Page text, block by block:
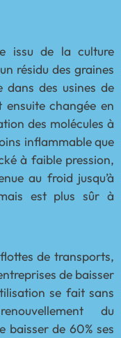
issu de la culture
résidu des graines
dans des usines de
changée en
des molécules à
inflammable que
à faible pression,
au froid jusqu’à
est plus sûr à
de transports,
de baisser
se fait sans
du
baisser de 60% ses